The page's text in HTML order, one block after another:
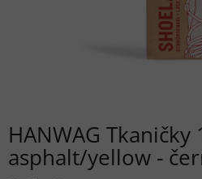
HANWAG Tkaničky
asphalt/yellow -